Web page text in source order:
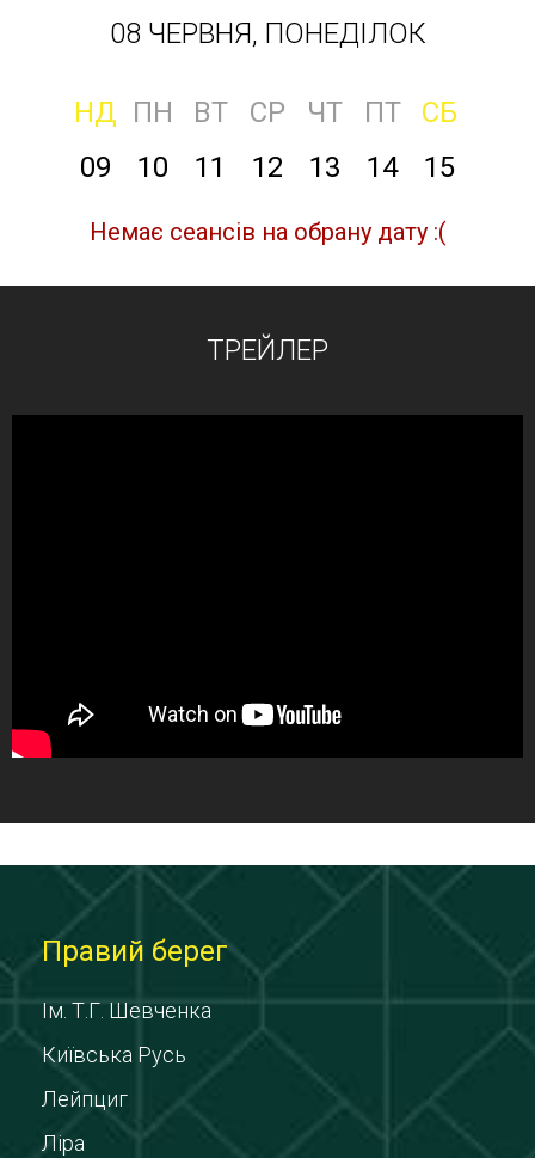
08 ЧЕРВНЯ, ПОНЕДІЛОК
НД ПН ВТ СР ЧТ ПТ
СБ
09
10 11 12 13 14 15
Немає сеансів на обрану дату :(
ТРЕЙЛЕР
Правий берег
Ім. Т.Г. Шевченка
Київська Русь
Лейпциг
Ліра